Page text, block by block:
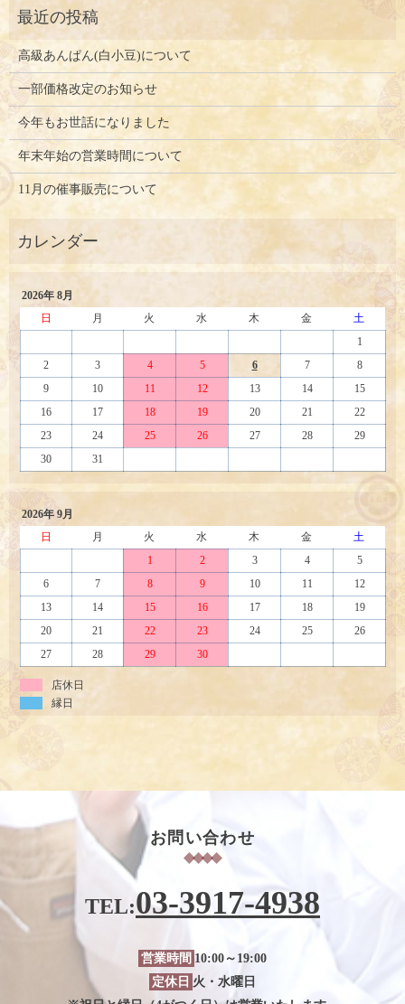
高級あんぱん(白小豆)について
一部価格改定のお知らせ
今年もお世話になりました
年末年始の営業時間について
11月の催事販売について
2026年 8月
日
月 火 水 木 金
土
1
2
3 4 5 6 7
8
9
10 11 12 13 14
15
16
17 18 19 20 21
22
23
24 25 26 27 28
29
30
31
2026年 9月
日
月 火 水 木 金
土
1
2 3 4
5
6
7 8 9 10 11
12
13
14 15 16 17 18
19
20
21 22 23 24 25
26
27
28 29 30
店休日
縁日
お問い合わせ
TEL:03-3917-4938
営業時間 10:00～19:00
定休日 火・水曜日